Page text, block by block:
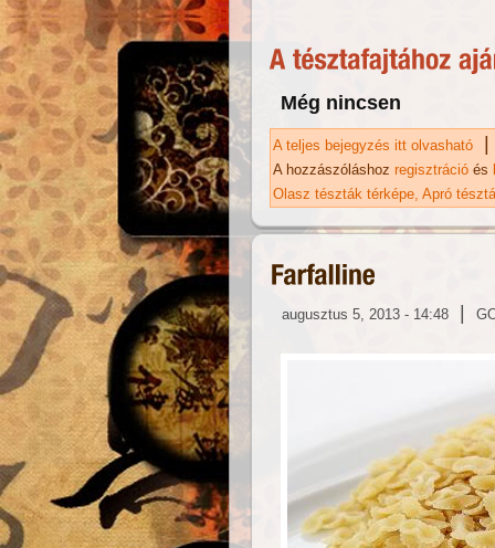
Még nincsen
A teljes bejegyzés itt olvasható |
A hozzászóláshoz regisztráció és
Olasz tészták térképe Apró
augusztus 5, 2013 - 14:48 |